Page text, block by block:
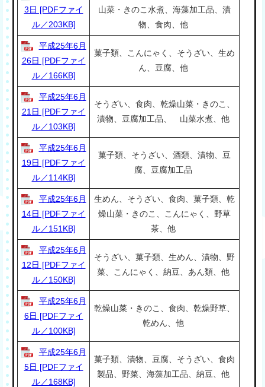
3日 [PDFファイ
ル／203KB]
山菜・きのこ水煮、海藻加工品、漬
物、食肉、他
平成25年6月
26日 [PDFファイ
ル／166KB]
菓子類、こんにゃく、そうざい、生め
ん、豆腐、他
平成25年6月
21日 [PDFファイ
ル／103KB]
そうざい、食肉、乾燥山菜・きのこ、
漬物、豆腐加工品、 山菜水煮、他
平成25年6月
19日 [PDFファイ
ル／114KB]
菓子類、そうざい、酒類、漬物、豆
腐、豆腐加工品
平成25年6月
14日 [PDFファイ
ル／151KB]
生めん、そうざい、食肉、菓子類、乾
燥山菜・きのこ、こんにゃく、野草
茶、他
平成25年6月
12日 [PDFファイ
ル／150KB]
そうざい、菓子類、生めん、漬物、野
菜、こんにゃく、納豆、あん類、他
平成25年6月
6日 [PDFファイ
ル／100KB]
乾燥山菜・きのこ、食肉、乾燥野草、
乾めん、他
平成25年6月
5日 [PDFファイ
ル／168KB]
菓子類、漬物、豆腐、そうざい、食肉
製品、野菜、海藻加工品、納豆、他